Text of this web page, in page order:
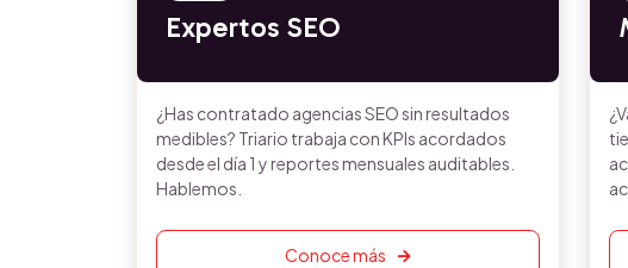
Expertos SEO
¿Has contratado agencias SEO sin resultados
medibles? Triario trabaja con KPIs acordados
desde el día 1 y reportes mensuales auditables.
Hablemos.
Conoce más